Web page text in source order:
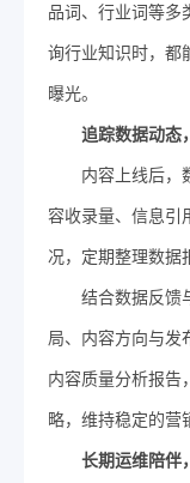
品词、行业词等多
询行业知识时，都
曝光。
追踪数据动态，
内容上线后，
容收录量、信息引
况，定期整理数据
结合数据反馈
局、内容方向与发
内容质量分析报告
略，维持稳定的营
长期运维陪伴，